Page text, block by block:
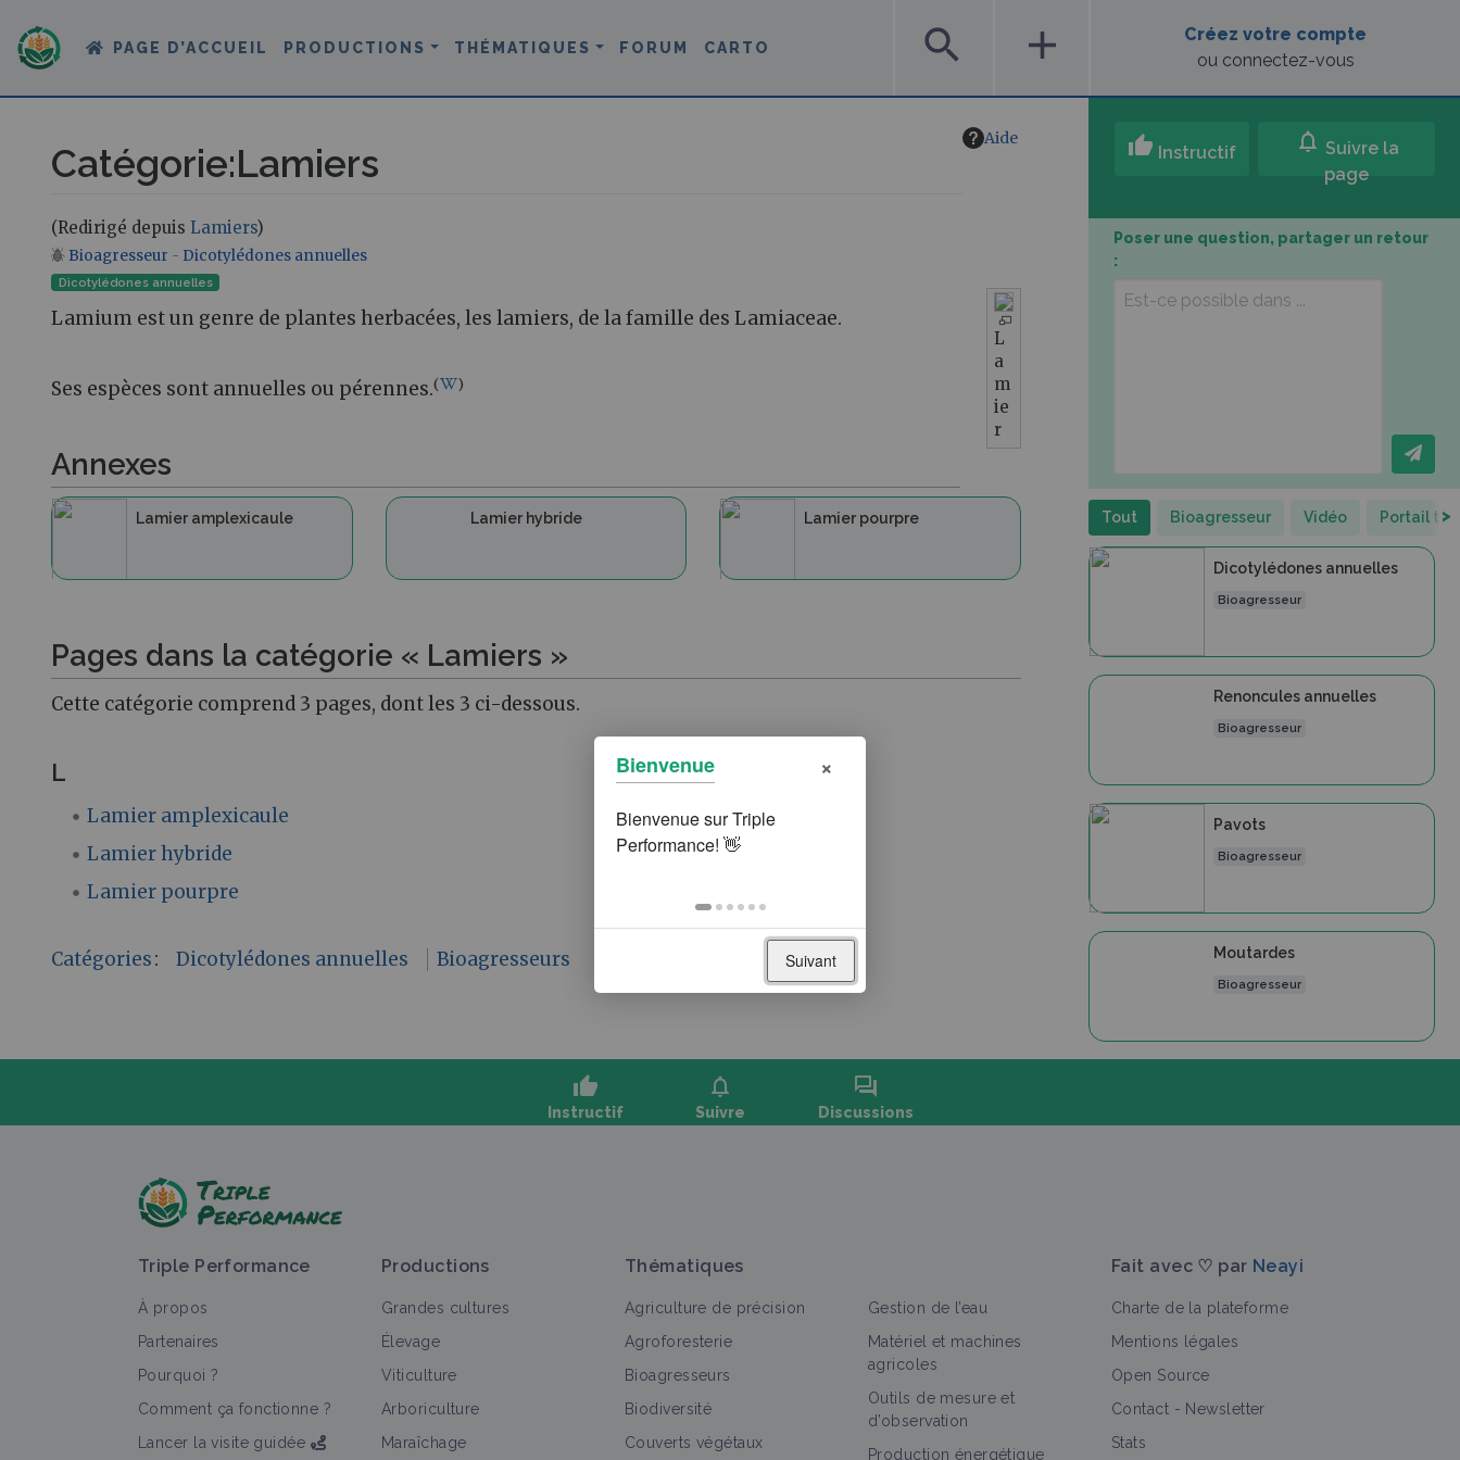
PAGE D’ACCUEIL PRODUCTIONS THÉMATIQUES FORUM CARTO search add
Créez votre compte
ou connectez-vous
Aide
Catégorie:Lamiers
(Redirigé depuis Lamiers)
Aller à :navigation,rechercher
Bioagresseur - Dicotylédones annuelles
L
a
m
ie
r
Dicotylédones annuelles
Lamium est un genre de plantes herbacées, les lamiers, de la famille des Lamiaceae.
Ses espèces sont annuelles ou pérennes.( )
Annexes
Lamier amplexicaule Lamier hybride Lamier pourpre
Pages dans la catégorie « Lamiers »
Cette catégorie comprend 3 pages, dont les 3 ci-dessous.
L
Lamier amplexicaule
Lamier hybride
Lamier pourpre
Catégories: Dicotylédones annuelles Bioagresseurs
thumb_up Instructif notifications Suivre la
page
Poser une question, partager un retour
:
Tout Bioagresseur Vidéo Portail >
Dicotylédones annuelles
Bioagresseur
Renoncules annuelles
Bioagresseur
Pavots
Bioagresseur
Moutardes
Bioagresseur
thumb_up
Instructif
notifications
Suivre
forum
Discussions
Tout Bioagresseur Vidéo Portail thématique >
Dicotylédones annuelles
Triple Performance
À propos
Partenaires
Pourquoi ?
Comment ça fonctionne ?
Lancer la visite guidée
Productions
Grandes cultures
Élevage
Viticulture
Arboriculture
Maraîchage
Thématiques
Agriculture de précision
Agroforesterie
Bioagresseurs
Biodiversité
Couverts végétaux
Gestion de l’eau
Matériel et machines
agricoles
Outils de mesure et
d’observation
Production énergétique
Fait avec ♡ par Neayi
Charte de la plateforme
Mentions légales
Open Source
Contact - Newsletter
Stats
Bienvenue ×
Suivant